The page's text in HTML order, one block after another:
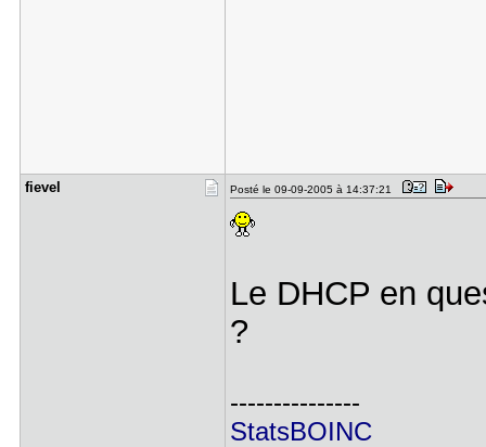
fievel Posté le 09-09-2005 à 14:37:21
Le DHCP en
?
---------------
StatsBOINC